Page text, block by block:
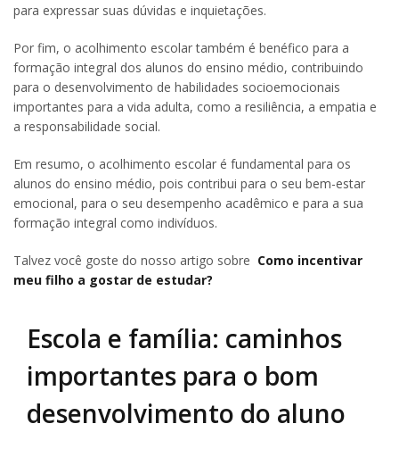
para expressar suas dúvidas e inquietações.
Por fim, o acolhimento escolar também é benéfico para a
formação integral dos alunos do ensino médio, contribuindo
para o desenvolvimento de habilidades socioemocionais
importantes para a vida adulta, como a resiliência, a empatia e
a responsabilidade social.
Em resumo, o acolhimento escolar é fundamental para os
alunos do ensino médio, pois contribui para o seu bem-estar
emocional, para o seu desempenho acadêmico e para a sua
formação integral como indivíduos.
Talvez você goste do nosso artigo sobre Como incentivar
meu filho a gostar de estudar?
Escola e família: caminhos
importantes para o bom
desenvolvimento do aluno